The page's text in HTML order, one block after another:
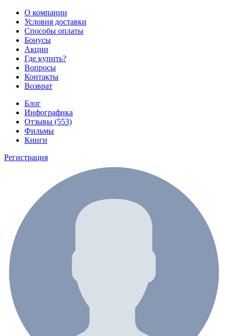
О компании
Условия доставки
Способы оплаты
Бонусы
Акции
Где купить?
Вопросы
Контакты
Возврат
Блог
Инфографика
Отзывы (553)
Фильмы
Книги
Регистрация